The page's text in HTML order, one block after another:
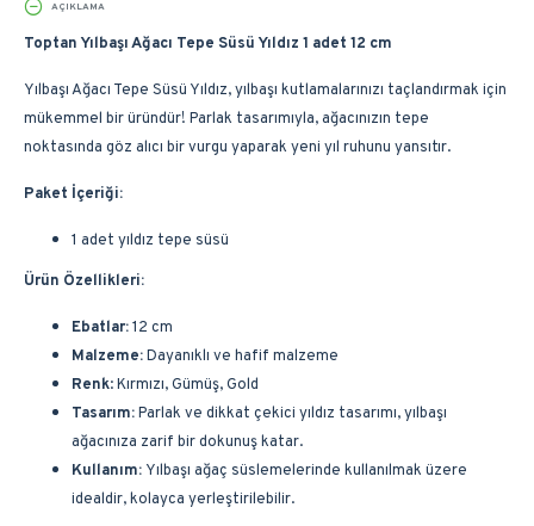
AÇIKLAMA
Toptan Yılbaşı Ağacı Tepe Süsü Yıldız 1 adet 12 cm
Yılbaşı Ağacı Tepe Süsü Yıldız, yılbaşı kutlamalarınızı taçlandırmak için
mükemmel bir üründür! Parlak tasarımıyla, ağacınızın tepe
noktasında göz alıcı bir vurgu yaparak yeni yıl ruhunu yansıtır.
Paket İçeriği:
1 adet yıldız tepe süsü
Ürün Özellikleri:
Ebatlar:12 cm
Malzeme:Dayanıklı ve hafif malzeme
Renk: Kırmızı, Gümüş, Gold
Tasarım:Parlak ve dikkat çekici yıldız tasarımı, yılbaşı
ağacınıza zarif bir dokunuş katar.
Kullanım: Yılbaşı ağaç süslemelerinde kullanılmak üzere
idealdir, kolayca yerleştirilebilir.